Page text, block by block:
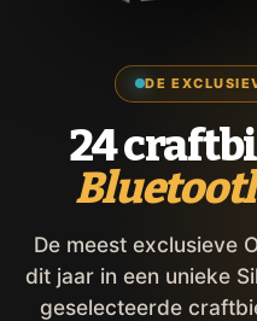
DE
24
De meest exclusieve
dit jaar in een unieke
geselecteerde